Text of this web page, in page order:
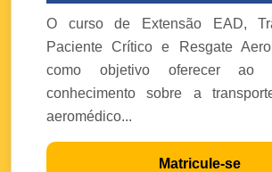
O curso de Extensão EAD,
Paciente Crítico e Resgate
como objetivo oferecer ao
conhecimento sobre a
aeromédico...
Matricule-se